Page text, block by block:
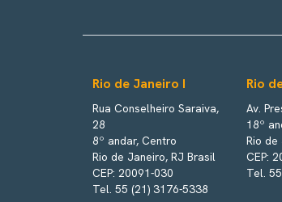
Rio de Janeiro I
Rua Conselheiro Saraiva,
28
8º andar, Centro
Rio de Janeiro, RJ Brasil
CEP: 20091-030
Tel. 55 (21) 3176-5338
Rio
Av.
18º
Rio de
CEP:
Tel.